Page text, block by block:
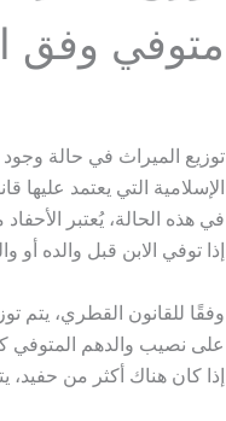
متوفي وفق
توزيع الميراث في حالة
الإسلامية التي يعتمد عليها قانون
في هذه الحالة، يُعتبر
إذا توفي الابن قبل والده أو
وفقًا للقانون القطري، يتم
على نصيب والدهم المتوفي
إذا كان هناك أكثر من